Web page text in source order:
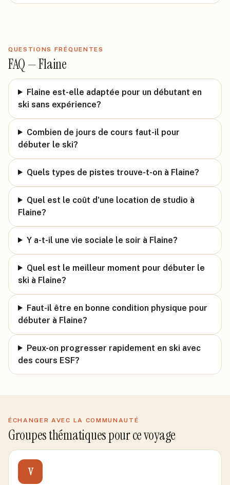
QUESTIONS FRÉQUENTES
FAQ —Flaine
Flaine est-elle adaptée pour un débutant en
ski sans expérience?
Combien de jours de cours faut-il pour
débuter le ski?
Quels types de pistes trouve-t-on à Flaine?
Quel est le coût d'une location de studio à
Flaine?
Y a-t-il une vie sociale le soir à Flaine?
Quel est le meilleur moment pour débuter le
ski à Flaine?
Faut-il être en bonne condition physique pour
débuter à Flaine?
Peux-on progresser rapidement en ski avec
des cours ESF?
ÉCHANGER AVEC LA COMMUNAUTÉ
Groupes thématiques pour ce voyage
V